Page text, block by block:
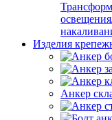
Изделия
Анкер